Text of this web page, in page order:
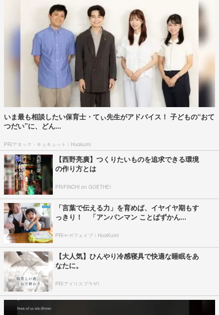
いま最も相談したい保育士・てぃ先生がアドバイス！ 子どもの“おて
つだい”に、どん...
PR(アタック・キュキュット｜Hugkum)
【西野亮廣】つくりたいものを追求できる環境
の作り方とは
PR(FINCHI on GOETHE)
「言葉で伝える力」を育めば、イヤイヤ期もす
っきり！ 「アンパンマン ことばずかん...
PR(セガフェイブ｜HugKum)
【大人気】ひんやり冷感寝具で快適な睡眠をあ
なたに。
PR(アイリスプラザ)